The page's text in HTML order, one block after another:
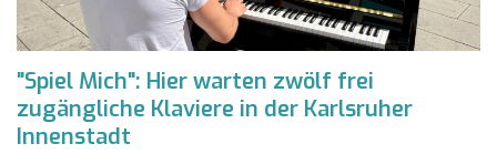
"Spiel Mich": Hier warten zwölf frei
zugängliche Klaviere in der Karlsruher
Innenstadt